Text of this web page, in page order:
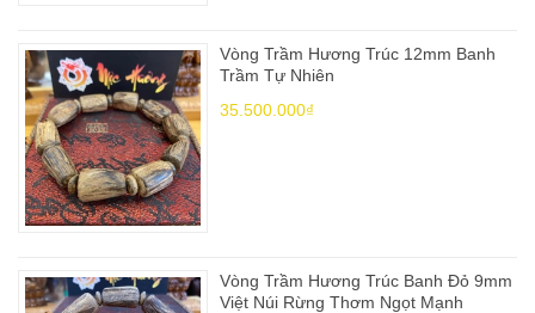
Vòng Trầm Hương Trúc 12mm Banh
Trầm Tự Nhiên
35.500.000₫
Vòng Trầm Hương Trúc Banh Đỏ 9mm
Việt Núi Rừng Thơm Ngọt Mạnh